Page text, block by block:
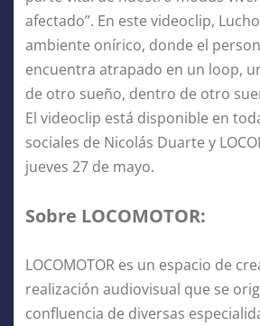
afectado”. En este videoclip,
ambiente onírico, donde el
encuentra atrapado en un loop,
de otro sueño, dentro de otro
El videoclip está disponible en
sociales de Nicolás Duarte y
jueves 27 de mayo.
Sobre LOCOMOTOR:
LOCOMOTOR es un espacio de
realización audiovisual que se
confluencia de diversas